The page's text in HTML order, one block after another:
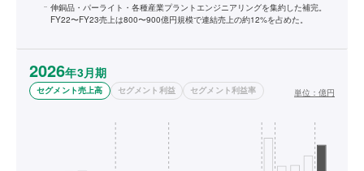
伸銅品・パーライト・各種産業プラントエンジニアリングを集約した補完。
FY22〜FY23売上は800〜900億円規模で連結売上の約12%を占めた。
2026年3月期
セグメント売上高 セグメント利益 セグメント利益率 単位： 億円